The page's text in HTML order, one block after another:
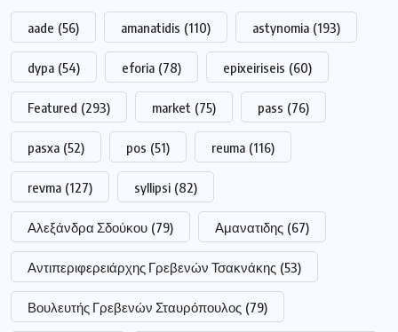
aade (56) amanatidis (110) astynomia (193)
dypa (54) eforia (78) epixeiriseis (60)
Featured (293) market (75) pass (76)
pasxa (52) pos (51) reuma (116)
revma (127) syllipsi (82)
Αλεξάνδρα Σδούκου (79) Αμανατιδης (67)
Αντιπεριφερειάρχης Γρεβενών Τσακνάκης (53)
Βουλευτής Γρεβενών Σταυρόπουλος (79)